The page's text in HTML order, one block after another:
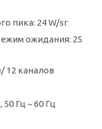
пика: 24 W/sr
ожидания: 25
12 каналов
Гц ~ 60 Гц